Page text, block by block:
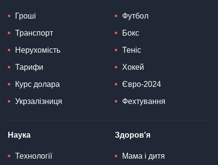
Гроші
Транспорт
Нерухомість
Тарифи
Курс долара
Укрзалізниця
Футбол
Бокс
Теніс
Хокей
Євро-2024
Фехтування
Наука
Технології
Здоров'я
Мама і дитя